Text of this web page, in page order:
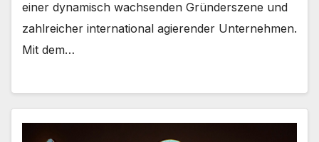
einer dynamisch wachsenden Gründerszene und
zahlreicher international agierender Unternehmen.
Mit dem…